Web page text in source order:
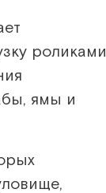
роликами
ямы и